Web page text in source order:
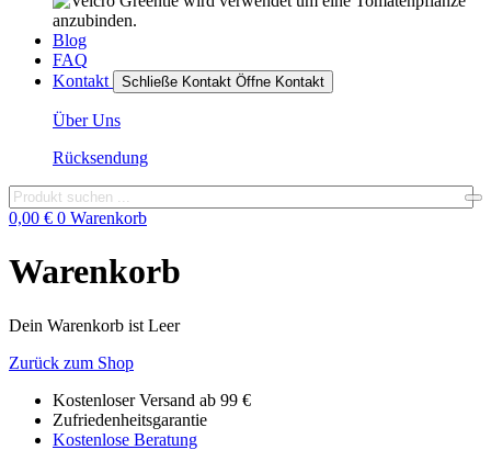
Blog
FAQ
Kontakt
Schließe Kontakt Öffne Kontakt
Über Uns
Rücksendung
0,00 € 0 Warenkorb
Warenkorb
Dein Warenkorb ist Leer
Zurück zum Shop
Kostenloser Versand ab 99 €
Zufriedenheitsgarantie
Kostenlose Beratung